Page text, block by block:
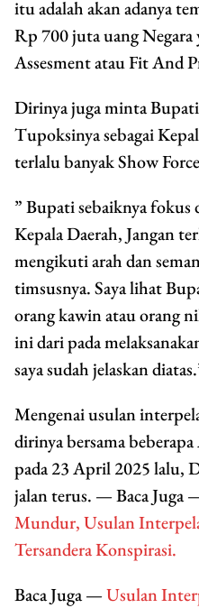
itu adalah akan adanya
Rp 700 juta uang Negara
Assesment atau Fit And
Dirinya juga minta
Tupoksinya sebagai
terlalu banyak Show
” Bupati sebaiknya fokus
Kepala Daerah, Jangan
mengikuti arah dan
timsusnya. Saya lihat
orang kawin atau orang
ini dari pada
saya sudah jelaskan
Mengenai usulan
dirinya bersama
pada 23 April 2025 lalu,
jalan terus. — Baca Juga
Mundur, Usulan
Tersandera Konspirasi.
Baca Juga —Usulan